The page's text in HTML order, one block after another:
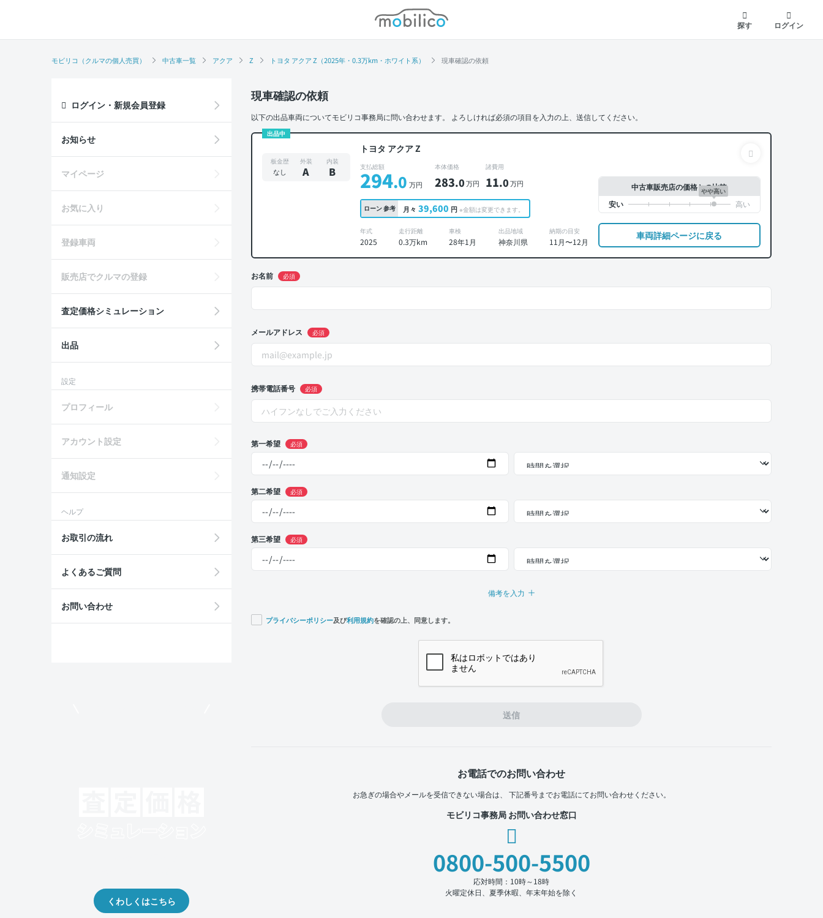
モビリコ
探す
ログイン
モビリコ（クルマの個人売買） 中古車一覧 アクア Z トヨタ アクア Z（2025年・0.3万km・ホワイト系） 現車確認の依頼
現車確認の依頼
以下の出品車両についてモビリコ事務局に問い合わせます。 よろしければ必須の項目を入力の上、送信してください。
出品中
トヨタ アクア Z
板金歴
なし
外装
A
内装
B 支払総額
294.0 万円
本体価格
283.0万円
諸費用
11.0万円
ローン参考 月々 39,600 円 ※金額は変更できます。
年式
2025
走行距離
0.3万km
車検
28年1月
出品地域
神奈川県
納期の目安
11月〜12月
中古車販売店の価格との比較
やや高い
車両詳細ページに戻る
お名前 必須
メールアドレス 必須
携帯電話番号 必須
第一希望 必須
第二希望 必須
第三希望 必須
備考を入力
プライバシーポリシー及び利用規約を確認の上、同意します。
送信
お電話でのお問い合わせ
お急ぎの場合やメールを受信できない場合は、 下記番号までお電話にてお問い合わせください。
モビリコ事務局 お問い合わせ窓口
0800-500-5500
応対時間：10時～18時
火曜定休日、夏季休暇、年末年始を除く
ログイン・新規会員登録
お知らせ
マイページ
お気に入り
登録車両
販売店でクルマの登録
査定価格シミュレーション
出品
設定
プロフィール
アカウント設定
通知設定
ヘルプ
お取引の流れ
よくあるご質問
お問い合わせ
くわしくはこちら